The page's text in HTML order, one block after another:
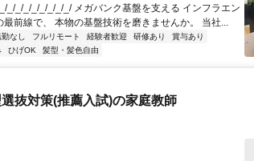
_/_/_/_/_/_/_/_/ メガバンク基盤を支える インフラエン
前線で、 本物の基盤技術を磨きませんか。 当社...
なし フルリモート 経験者歓迎 研修あり
賞与あり
ひげOK 髪型・髪色自由
抜対策(推薦入試)の家庭教師